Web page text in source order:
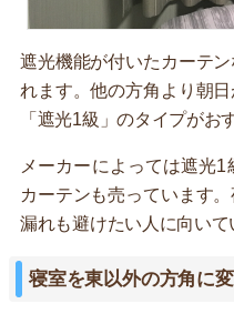
遮光機能が付いたカーテ
れます。他の方角より朝
「遮光1級」のタイプがお
メーカーによっては遮光
カーテンも売っています
漏れも避けたい人に向いて
寝室を東以外の方角に